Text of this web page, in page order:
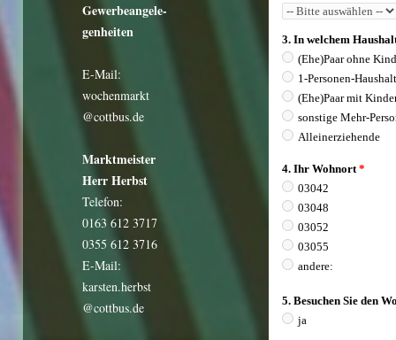
Gewerbeangele-
genheiten
E-Mail:
wochenmarkt
@cottbus.de
Marktmeister
Herr Herbst
Telefon:
0163 612 3717
0355 612 3716
E-Mail:
karsten.herbst
@cottbus.de